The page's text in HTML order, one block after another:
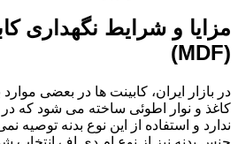
مزایا و شرایط نگهداری
(MDF)
در بازار ایران، کابینت ها در بعضی
کاغذ و نوار اطوئی ساخته می شود که
ندارد و استفاده از این نوع بدنه توصیه